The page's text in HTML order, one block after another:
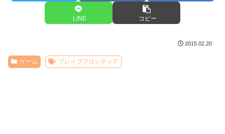
LINE コピー
2015.02.20
ゲーム ブレイブフロンティア